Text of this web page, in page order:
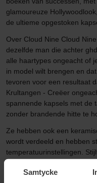
Samtycke
glamoureuze
de ultieme opgestoken
Over Cloud Nine Cloud
dezelfde man die achter
alle haartypes ongeacht of
in model wilt brengen en
tevoren voor een resultaat
Krultangen - Creëer
spannende kapsels met de
zonder brandende hitte te
Ze hebben ook een
wordt verdeeld en hebben
temperatuurinstellingen.
geven je een fantastisch
mildere temperatuur dan